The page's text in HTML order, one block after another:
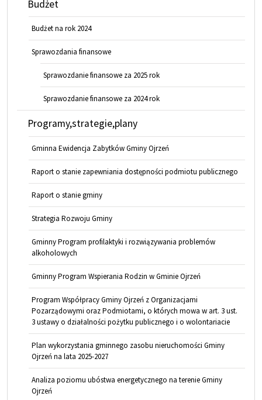
Budżet
Budżet na rok 2024
Sprawozdania finansowe
Sprawozdanie finansowe za 2025 rok
Sprawozdanie finansowe za 2024 rok
Programy,strategie,plany
Gminna Ewidencja Zabytków Gminy Ojrzeń
Raport o stanie zapewniania dostępności podmiotu publicznego
Raport o stanie gminy
Strategia Rozwoju Gminy
Gminny Program profilaktyki i rozwiązywania problemów
alkoholowych
Gminny Program Wspierania Rodzin w Gminie Ojrzeń
Program Współpracy Gminy Ojrzeń z Organizacjami
Pozarządowymi oraz Podmiotami, o których mowa w art. 3 ust.
3 ustawy o działalności pożytku publicznego i o wolontariacie
Plan wykorzystania gminnego zasobu nieruchomości Gminy
Ojrzeń na lata 2025-2027
Analiza poziomu ubóstwa energetycznego na terenie Gminy
Ojrzeń